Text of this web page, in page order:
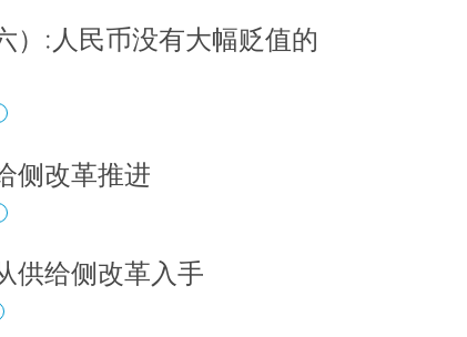
）:人民币没有大幅贬值的
侧改革推进
供给侧改革入手